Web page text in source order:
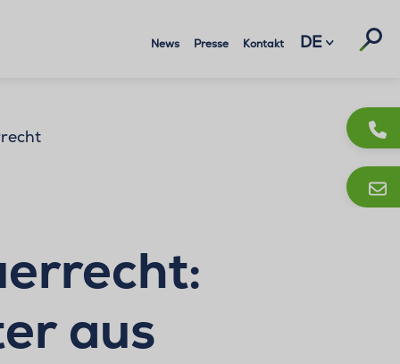
News Presse Kontakt DE
aus